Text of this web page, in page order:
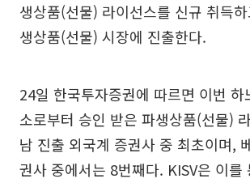
생상품(선물) 라이선스를 신규 취득
생상품(선물) 시장에 진출한다.
24일 한국투자증권에 따르면 이번 하
소로부터 승인 받은 파생상품(선물)
남 진출 외국계 증권사 중 최초이며,
권사 중에서는 8번째다. KISV은 이를